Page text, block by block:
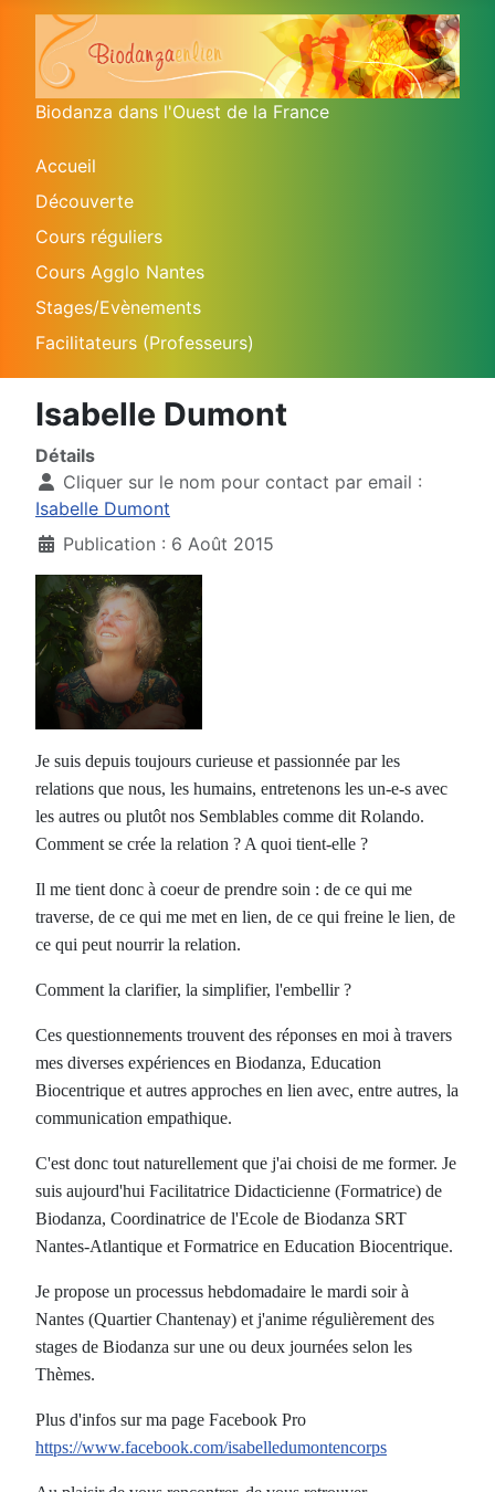
Biodanza dans l'Ouest de la France
Accueil
Découverte
Cours réguliers
Cours Agglo Nantes
Stages/Evènements
Facilitateurs (Professeurs)
Isabelle Dumont
Détails
Cliquer sur le nom pour contact par email :
Isabelle Dumont
Publication : 6 Août 2015
Je suis depuis toujours curieuse et passionnée par les
relations que nous, les humains, entretenons les un-e-s avec
les autres ou plutôt nos Semblables comme dit Rolando.
Comment se crée la relation ? A quoi tient-elle ?
Il me tient donc à coeur de prendre soin : de ce qui me
traverse, de ce qui me met en lien, de ce qui freine le lien, de
ce qui peut nourrir la relation.
Comment la clarifier, la simplifier, l'embellir ?
Ces questionnements trouvent des réponses en moi à travers
mes diverses expériences en Biodanza, Education
Biocentrique et autres approches en lien avec, entre autres, la
communication empathique.
C'est donc tout naturellement que j'ai choisi de me former. Je
suis aujourd'hui Facilitatrice Didacticienne (Formatrice) de
Biodanza, Coordinatrice de l'Ecole de Biodanza SRT
Nantes-Atlantique et Formatrice en Education Biocentrique.
Je propose un processus hebdomadaire le mardi soir à
Nantes (Quartier Chantenay) et j'anime régulièrement des
stages de Biodanza sur une ou deux journées selon les
Thèmes.
Plus d'infos sur ma page Facebook Pro
https://www.facebook.com/isabelledumontencorps